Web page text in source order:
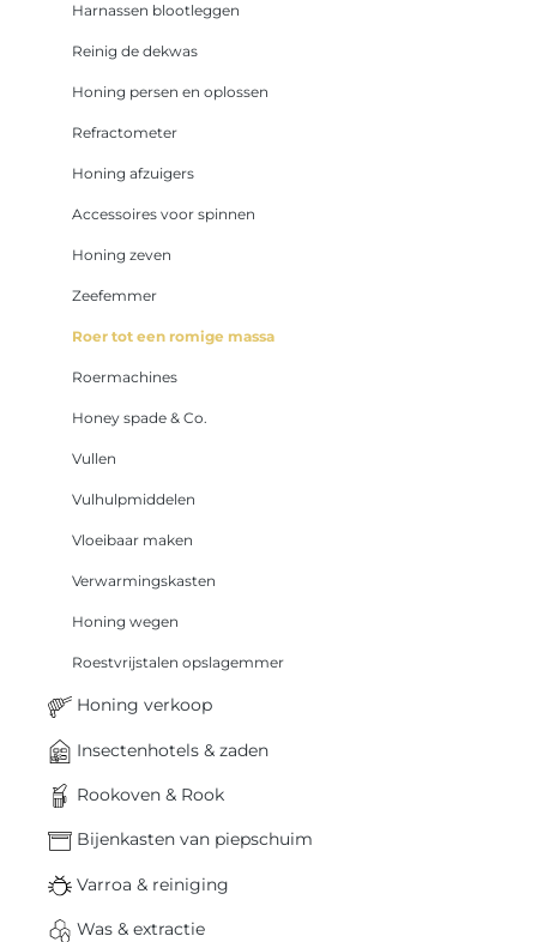
Harnassen blootleggen
Reinig de dekwas
Honing persen en oplossen
Refractometer
Honing afzuigers
Accessoires voor spinnen
Honing zeven
Zeefemmer
Roer tot een romige massa
Roermachines
Honey spade & Co.
Vullen
Vulhulpmiddelen
Vloeibaar maken
Verwarmingskasten
Honing wegen
Roestvrijstalen opslagemmer
Honing verkoop
Insectenhotels & zaden
Rookoven & Rook
Bijenkasten van piepschuim
Varroa & reiniging
Was & extractie